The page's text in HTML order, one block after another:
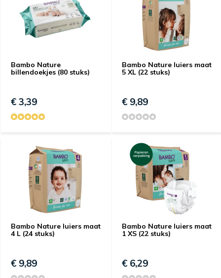
Bambo Nature
billendoekjes (80 stuks)
€ 3,39
Bambo Nature luiers maat
5 XL (22 stuks)
€ 9,89
Bambo Nature luiers maat
4 L (24 stuks)
€ 9,89
Bambo Nature luiers maat
1 XS (22 stuks)
€ 6,29